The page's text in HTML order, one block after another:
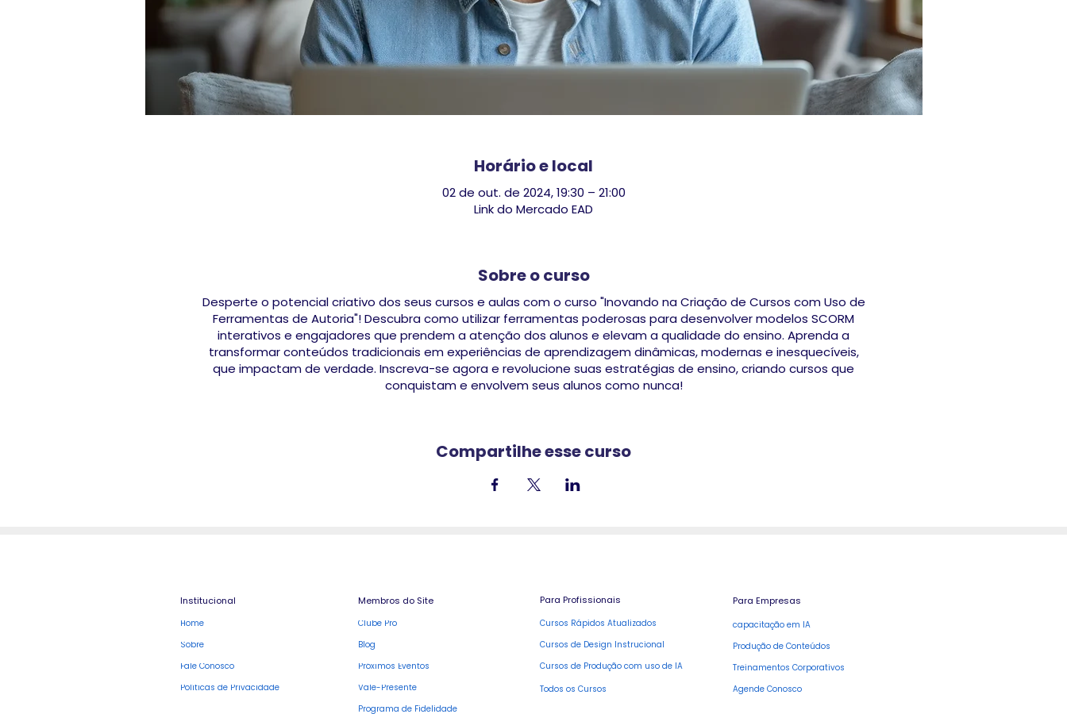
Horário e local
02 de out. de 2024, 19:30 – 21:00
Link do Mercado EAD
Sobre o curso
Desperte o potencial criativo dos seus cursos e aulas com o curso "Inovando na Criação de Cursos com Uso de
Ferramentas de Autoria"! Descubra como utilizar ferramentas poderosas para desenvolver modelos SCORM
interativos e engajadores que prendem a atenção dos alunos e elevam a qualidade do ensino. Aprenda a
transformar conteúdos tradicionais em experiências de aprendizagem dinâmicas, modernas e inesquecíveis,
que impactam de verdade. Inscreva-se agora e revolucione suas estratégias de ensino, criando cursos que
conquistam e envolvem seus alunos como nunca!
Compartilhe esse curso
Institucional
Home
Sobre
Fale Conosco
Políticas de Privacidade
Membros do Site
Clube Pro
Blog
Próximos Eventos
Vale-Presente
Programa de Fidelidade
Para Profissionais
Cursos Rápidos Atualizados
Cursos de Design Instrucional
Cursos de Produção com uso de IA
Todos os Cursos
Para Empresas
capacitação em IA
Produção de Conteúdos
Treinamentos Corporativos
Agende Conosco